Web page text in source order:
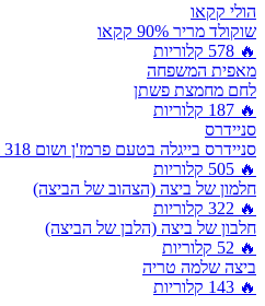
הולי קקאו
שוקולד מריר 90% קקאו
🔥
578 קלוריות
מאפית המשפחה
לחם מחמצת פשתן
🔥
187 קלוריות
סניידרס
סניידרס בייגלה בטעם פרמז'ן ושום 318 גרם
🔥
505 קלוריות
חלמון של ביצה (הצהוב של הביצה)
🔥
322 קלוריות
חלבון של ביצה (הלבן של הביצה)
🔥
52 קלוריות
ביצה שלמה טריה
🔥
143 קלוריות